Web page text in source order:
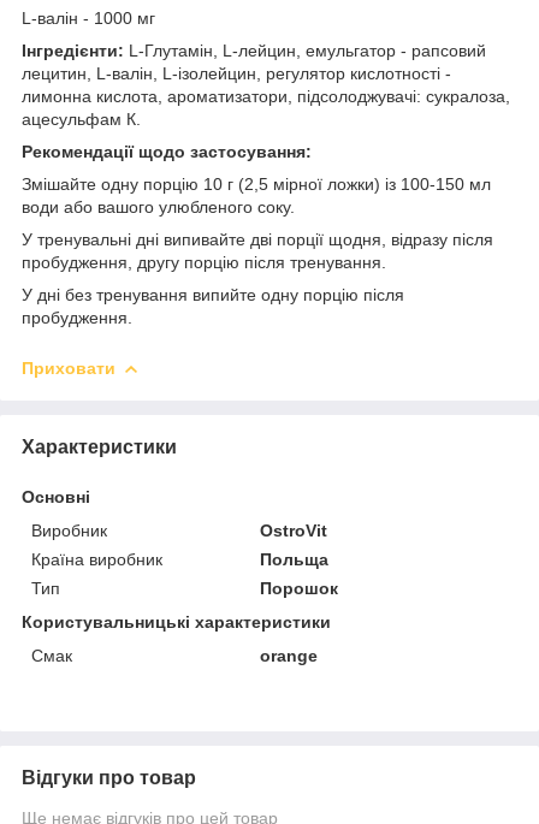
L-валін - 1000 мг
Інгредієнти: L-Глутамін, L-лейцин, емульгатор - рапсовий
лецитин, L-валін, L-ізолейцин, регулятор кислотності -
лимонна кислота, ароматизатори, підсолоджувачі: сукралоза,
ацесульфам К.
Рекомендації щодо застосування:
Змішайте одну порцію 10 г (2,5 мірної ложки) із 100-150 мл
води або вашого улюбленого соку.
У тренувальні дні випивайте дві порції щодня, відразу після
пробудження, другу порцію після тренування.
У дні без тренування випийте одну порцію після
пробудження.
Приховати
Характеристики
Основні
Виробник
OstroVit
Країна виробник
Польща
Тип
Порошок
Користувальницькі характеристики
Смак
orange
Відгуки про товар
Ще немає відгуків про цей товар